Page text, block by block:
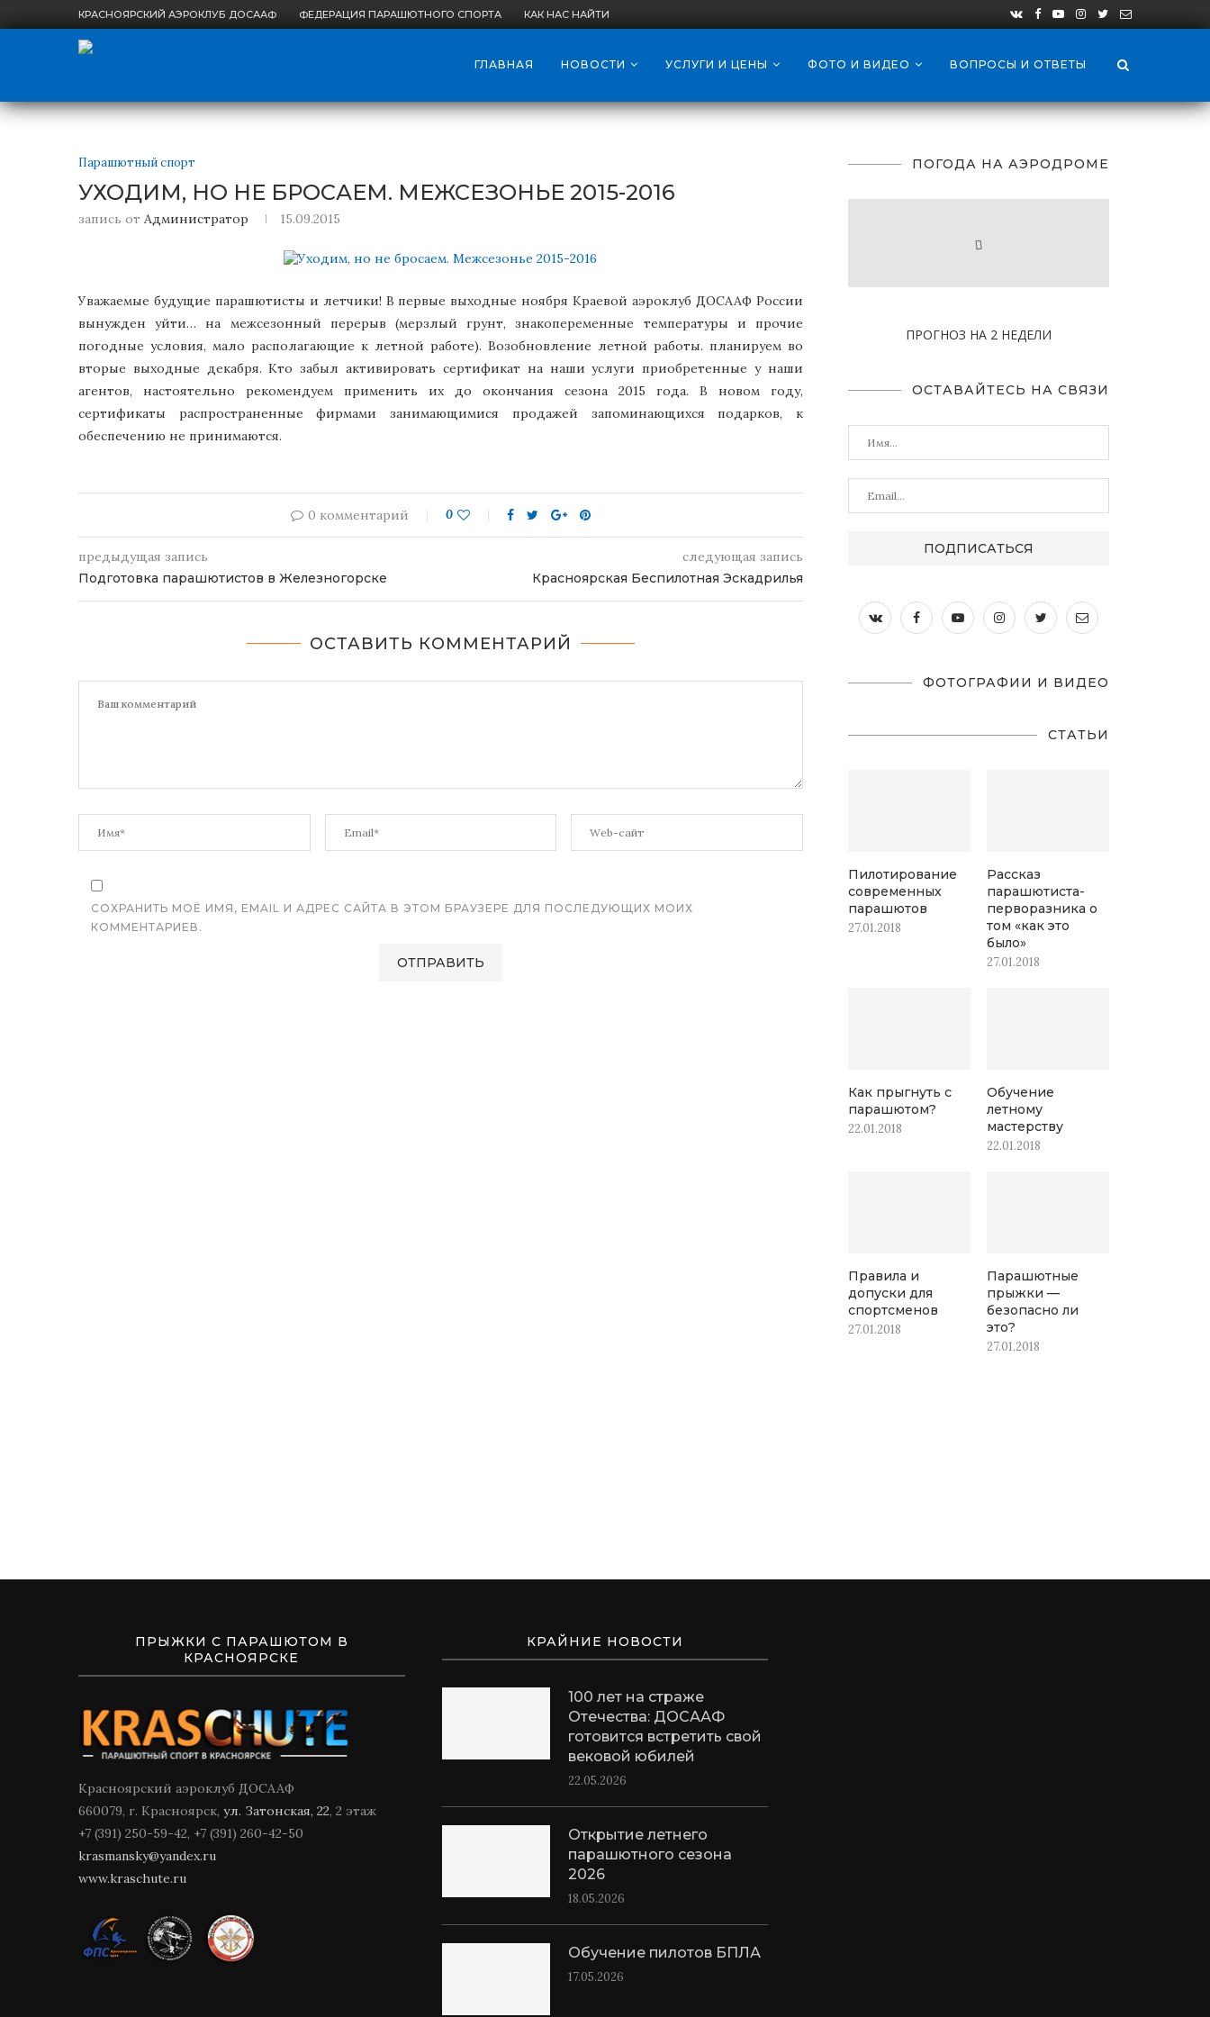
КРАСНОЯРСКИЙ АЭРОКЛУБ ДОСААФ ФЕДЕРАЦИЯ ПАРАШЮТНОГО СПОРТА КАК НАС НАЙТИ
ГЛАВНАЯ НОВОСТИ УСЛУГИ И ЦЕНЫ ФОТО И ВИДЕО ВОПРОСЫ И ОТВЕТЫ
Парашютный спорт
УХОДИМ, НО НЕ БРОСАЕМ. МЕЖСЕЗОНЬЕ 2015-2016
запись от Администратор 15.09.2015
Уважаемые будущие парашютисты и летчики! В первые выходные ноября Краевой аэроклуб ДОСААФ России
вынужден уйти… на межсезонный перерыв (мерзлый грунт, знакопеременные температуры и прочие
погодные условия, мало располагающие к летной работе). Возобновление летной работы. планируем во
вторые выходные декабря. Кто забыл активировать сертификат на наши услуги приобретенные у наши
агентов, настоятельно рекомендуем применить их до окончания сезона 2015 года. В новом году,
сертификаты распространенные фирмами занимающимися продажей запоминающихся подарков, к
обеспечению не принимаются.
0 комментарий 0
предыдущая запись
Подготовка парашютистов в Железногорске
следующая запись
Красноярская Беспилотная Эскадрилья
ОСТАВИТЬ КОММЕНТАРИЙ
СОХРАНИТЬ МОЁ ИМЯ, EMAIL И АДРЕС САЙТА В ЭТОМ БРАУЗЕРЕ ДЛЯ ПОСЛЕДУЮЩИХ МОИХ
КОММЕНТАРИЕВ.
ПОГОДА НА АЭРОДРОМЕ
ПРОГНОЗ НА 2 НЕДЕЛИ
ОСТАВАЙТЕСЬ НА СВЯЗИ
ФОТОГРАФИИ И ВИДЕО
СТАТЬИ
Пилотирование
современных
парашютов
27.01.2018
Рассказ
парашютиста-
перворазника о
том «как это
было»
27.01.2018
Как прыгнуть с
парашютом?
22.01.2018
Обучение
летному
мастерству
22.01.2018
Правила и
допуски для
спортсменов
27.01.2018
Парашютные
прыжки —
безопасно ли
это?
27.01.2018
ПРЫЖКИ С ПАРАШЮТОМ В
КРАСНОЯРСКЕ
Красноярский аэроклуб ДОСААФ
660079, г. Красноярск, ул. Затонская, 22, 2 этаж
+7 (391) 250-59-42, +7 (391) 260-42-50
krasmansky@yandex.ru
www.kraschute.ru
КРАЙНИЕ НОВОСТИ
100 лет на страже
Отечества: ДОСААФ
готовится встретить свой
вековой юбилей
22.05.2026
Открытие летнего
парашютного сезона
2026
18.05.2026
Обучение пилотов БПЛА
17.05.2026